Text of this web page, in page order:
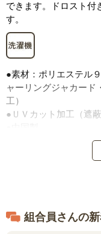
できます。ドロスト付
す。
●素材：ポリエステル
ャーリングジャカード
工）
●ＵＶカット加工（遮
組合員さんの